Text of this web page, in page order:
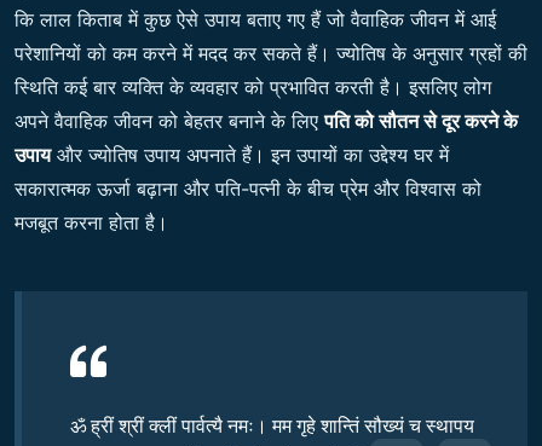
कि लाल किताब में कुछ ऐसे उपाय बताए गए हैं जो वैवाहिक जीवन में आई
परेशानियों को कम करने में मदद कर सकते हैं। ज्योतिष के अनुसार ग्रहों की
स्थिति कई बार व्यक्ति के व्यवहार को प्रभावित करती है। इसलिए लोग
अपने वैवाहिक जीवन को बेहतर बनाने के लिएपति को सौतन से दूर करने के
उपायऔर ज्योतिष उपाय अपनाते हैं। इन उपायों का उद्देश्य घर में
सकारात्मक ऊर्जा बढ़ाना और पति-पत्नी के बीच प्रेम और विश्वास को
मजबूत करना होता है।
ॐ ह्रीं श्रीं क्लीं पार्वत्यै नमः। मम गृहे शान्तिं सौख्यं च स्थापय